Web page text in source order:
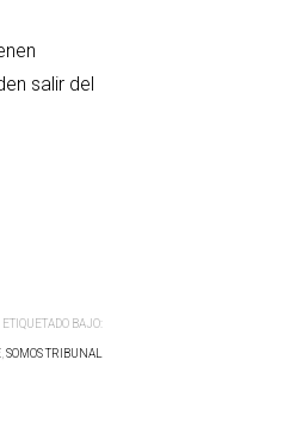
salir del
ETIQUETADO BAJO:
SOMOS TRIBUNAL